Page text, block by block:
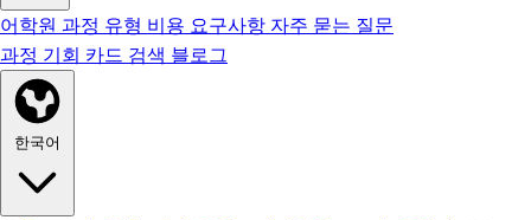
어학원 과정 유형 비용 요구사항 자주 묻는 질문
과정 기회 카드 검색 블로그
한국어